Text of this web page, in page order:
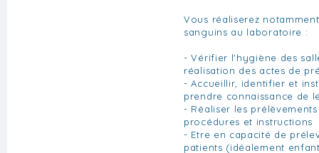
Vous réaliserez
sanguins au laboratoire :
- Vérifier l'hygiène des
réalisation des actes de
- Accueillir, identifier et
prendre connaissance de
- Réaliser les
procédures et instructions
- Etre en capacité de
patients (idéalement